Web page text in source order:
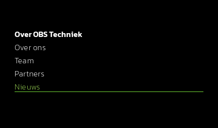
Over OBS Techniek
Over ons
Team
Partners
Nieuws